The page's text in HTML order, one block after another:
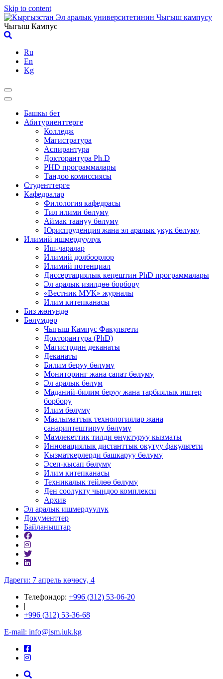
Skip to content
Чыгыш Кампус
Ru
En
Kg
Башкы бет
Абитуриенттерге
Колледж
Магистратура
Аспирантура
Докторантура Ph.D
PHD программалары
Тандоо комиссиясы
Студенттерге
Кафедралар
Филология кафедрасы
Тил илими бөлүмү
Аймак таануу бөлүмү
Юриспруденция жана эл аралык укук бөлүмү
Илимий ишмердүүлүк
Иш-чаралар
Илимий долбоорлор
Илимий потенциал
Диссертациялык кеңештин PhD программалары
Эл аралык изилдөө борбору
«Вестник МУК» журналы
Илим китепканасы
Биз жөнүндө
Бөлүмдөр
Чыгыш Кампус Факультети
Докторантура (PhD)
Магистрдин деканаты
Деканаты
Билим берүү бөлүмү
Мониторинг жана сапат бөлүмү
Эл аралык бөлүм
Маданий-билим берүү жана тарбиялык иштер
борбору
Илим бөлүмү
Маалыматтык технологиялар жана
санариптештирүү бөлүмү
Мамлекеттик тилди өнүктүрүү кызматы
Инновациялык дистанттык окутуу факультети
Кызматкерлерди башкаруу бөлүмү
Эсеп-кысап бөлүмү
Илим китепканасы
Техникалык тейлөө бөлүмү
Ден соолукту чыңдоо комплекси
Архив
Эл аралык ишмердүүлүк
Документтер
Байланыштар
Дареги: 7 апрель көчөсү, 4
Телефондор: +996 (312) 53-06-20
|
+996 (312) 53-36-68
E-mail: info@ism.iuk.kg